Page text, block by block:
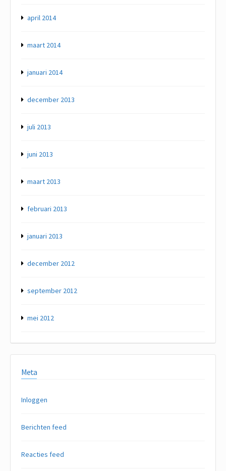
april 2014
maart 2014
januari 2014
december 2013
juli 2013
juni 2013
maart 2013
februari 2013
januari 2013
december 2012
september 2012
mei 2012
Meta
Inloggen
Berichten feed
Reacties feed